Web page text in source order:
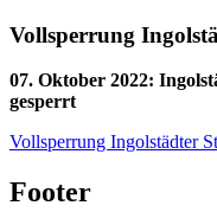
Vollsperrung
07. Oktober 2022:
gesperrt
Vollsperrung Ingolstädter
Footer